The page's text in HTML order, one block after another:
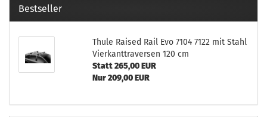
Bestseller
Thule Raised Rail Evo 7104 7122 mit Stahl
Vierkanttraversen 120 cm
Statt 265,00 EUR
Nur 209,00 EUR